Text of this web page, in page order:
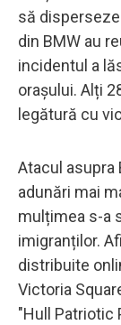
să
din BMW au
incidentul a
orașului. Alți
legătură cu
Atacul asupra
adunări mai
mulțimea s-a
imigranților.
distribuite
Victoria
"Hull Patriotic